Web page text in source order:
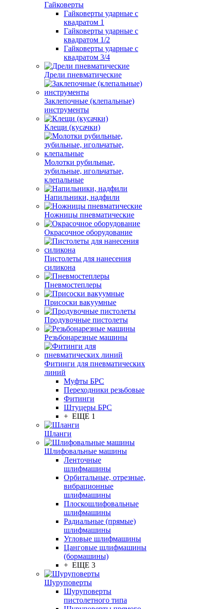
Гайковерты
Гайковерты ударные с
квадратом 1
Гайковерты ударные с
квадратом 1/2
Гайковерты ударные с
квадратом 3/4
Дрели пневматические
Заклепочные (клепальные)
инструменты
Клещи (кусачки)
Молотки рубильные,
зубильные, игольчатые,
клепальные
Напильники, надфили
Ножницы пневматические
Окрасочное оборудование
Пистолеты для нанесения
силикона
Пневмостеплеры
Присоски вакуумные
Продувочные пистолеты
Резьбонарезные машины
Фитинги для пневматических
линий
Муфты БРС
Переходники резьбовые
Фитинги
Штуцеры БРС
+ ЕЩЕ 1
Шланги
Шлифовальные машины
Ленточные
шлифмашины
Орбитальные, отрезные,
вибрационные
шлифмашины
Плоскошлифовальные
шлифмашины
Радиальные (прямые)
шлифмашины
Угловые шлифмашины
Цанговые шлифмашины
(бормашины)
+ ЕЩЕ 3
Шуруповерты
Шуруповерты
пистолетного типа